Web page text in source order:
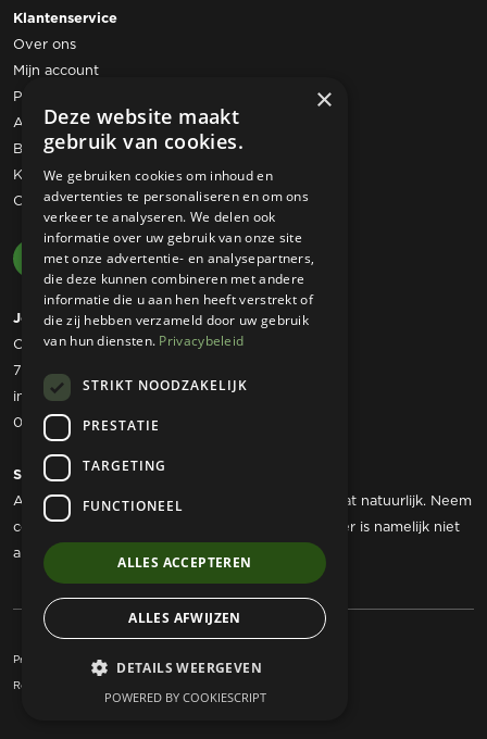
Klantenservice
Over ons
Mijn account
Privacy statement
Algemene voorwaarden
Bestelling retourneren
Klachtenregeling
Contact
Josta Tuinmachines
Ommerweg 49
7797 RC Rheezerveen
info@jostatuinmachines.nl
06 - 50 60 46 07
Showroom
Als u werktuigen wilt komen bekijken dan kan dat natuurlijk. Neem
contact met ons op om een afspraak te maken, er is namelijk niet
altijd iemand aanwezig.
Privacy Statement
Realisatie:
×
Deze website maakt
gebruik van cookies.
We gebruiken cookies om inhoud en
advertenties te personaliseren en om ons
verkeer te analyseren. We delen ook
informatie over uw gebruik van onze site
met onze advertentie- en analysepartners,
die deze kunnen combineren met andere
informatie die u aan hen heeft verstrekt of
die zij hebben verzameld door uw gebruik
van hun diensten. Privacybeleid
STRIKT NOODZAKELIJK
PRESTATIE
TARGETING
FUNCTIONEEL
ALLES ACCEPTEREN
ALLES AFWIJZEN
DETAILS WEERGEVEN
POWERED BY COOKIESCRIPT